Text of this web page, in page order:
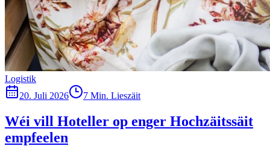
Logistik
20. Juli 2026
7 Min. Lieszäit
Wéi vill Hoteller op enger Hochzäitssäit
empfeelen